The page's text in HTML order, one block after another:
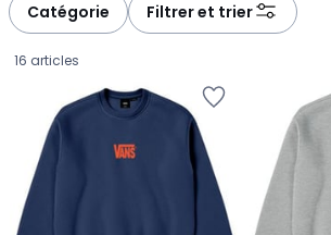
Catégorie Filtrer et trier
16 articles